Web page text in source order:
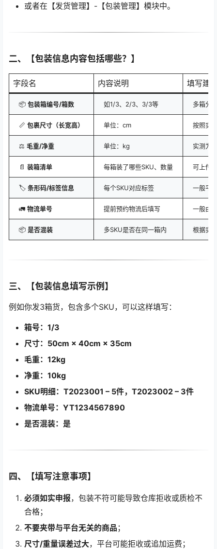
或者在【发货管理】-【包装管理】模块中。
二、【包装信息内容包括哪些？】
字段名 内容说明 填写建
📦 包装箱编号/箱数 如1/3、2/3、3/3等 多箱分
📏 包裹尺寸（长宽高） 单位：cm 按照实
⚖️ 毛重/净重 单位：kg 实测为
📄 装箱清单 每箱装了哪些SKU、数量 可上传
🏷 条形码/标签信息 每个SKU对应标签 一般平
🚛 物流单号 提前预约物流后填写 一般由
📦 是否混装 多SKU是否在同一箱内 根据实
三、【包装信息填写示例】
例如你发3箱货，包含多个SKU，可以这样填写：
箱号：1/3
尺寸：50cm × 40cm × 35cm
毛重：12kg
净重：10kg
SKU明细：T2023001 – 5件，T2023002 – 3件
物流单号：YT1234567890
是否混装：是
四、【填写注意事项】
必须如实申报，包装不符可能导致仓库拒收或质检不
合格；
不要夹带与平台无关的商品 ；
尺寸/重量误差过大，平台可能拒收或追加运费；